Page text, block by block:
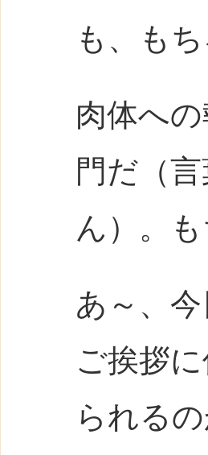
も、も
肉体へ
門だ（
ん）。
あ～、
ご挨拶
られる